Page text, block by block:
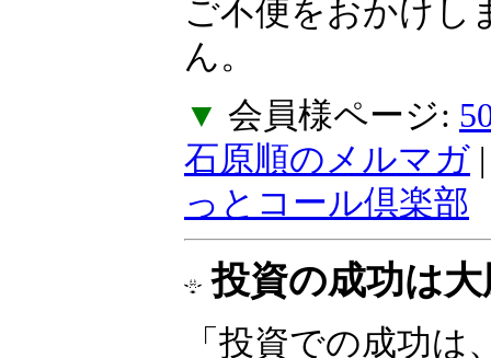
ご不便をおかけし
ん。
▼ 会員様ページ:
石原順のメルマガ
っとコール倶楽部
投資の成功は
る